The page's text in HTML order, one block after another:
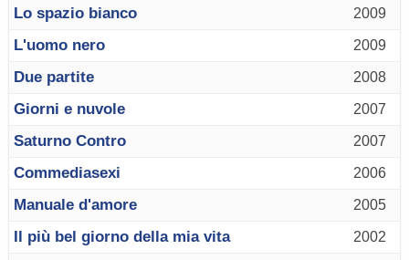
2009
Lo spazio bianco
2009
L'uomo nero
2008
Due partite
2007
Giorni e nuvole
2007
Saturno Contro
2006
Commediasexi
2005
Manuale d'amore
2002
Il più bel giorno della mia vita